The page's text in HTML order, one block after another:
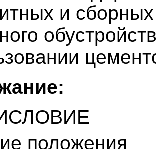
и сборных
положения